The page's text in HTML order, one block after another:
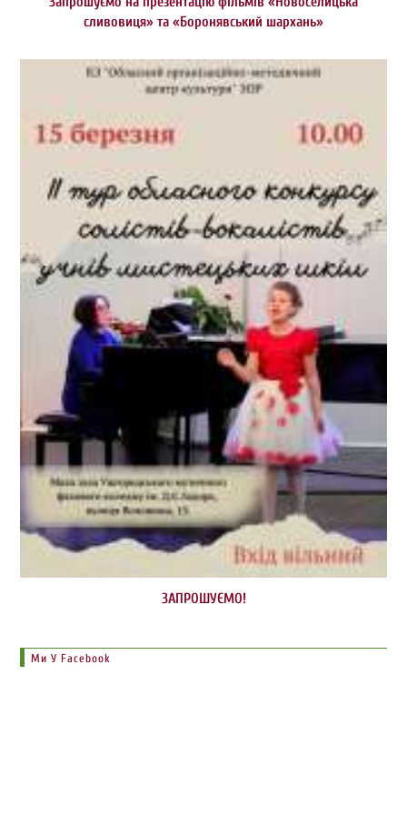
сливовиця» та «Боронявський шархань»
ЗАПРОШУЄМО!
Ми У Facebook